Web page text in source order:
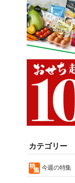
カテゴリー
今週の特集